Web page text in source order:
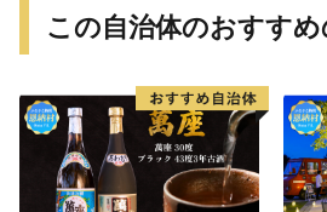
この自治体のおすす